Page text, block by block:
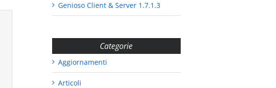
Genioso Client & Server 1.7.1.3
Categorie
Aggiornamenti
Articoli